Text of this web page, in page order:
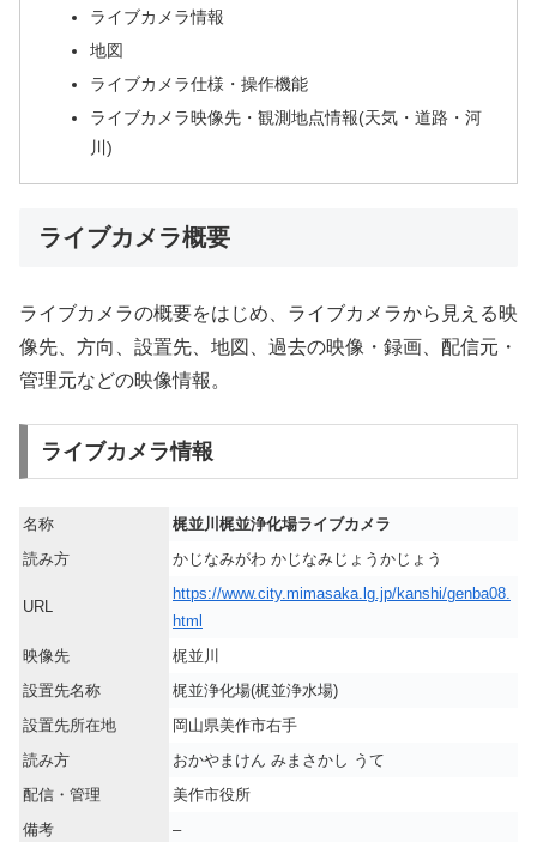
ライブカメラ情報
地図
ライブカメラ仕様・操作機能
ライブカメラ映像先・観測地点情報(天気・道路・河
川)
ライブカメラ概要
ライブカメラの概要をはじめ、ライブカメラから見える映
像先、方向、設置先、地図、過去の映像・録画、配信元・
管理元などの映像情報。
ライブカメラ情報
名称
梶並川梶並浄化場ライブカメラ
読み方
かじなみがわ かじなみじょうかじょう
URL
https://www.city.mimasaka.lg.jp/kanshi/genba08.
html
映像先
梶並川
設置先名称
梶並浄化場(梶並浄水場)
設置先所在地
岡山県美作市右手
読み方
おかやまけん みまさかし うて
配信・管理
美作市役所
備考
–